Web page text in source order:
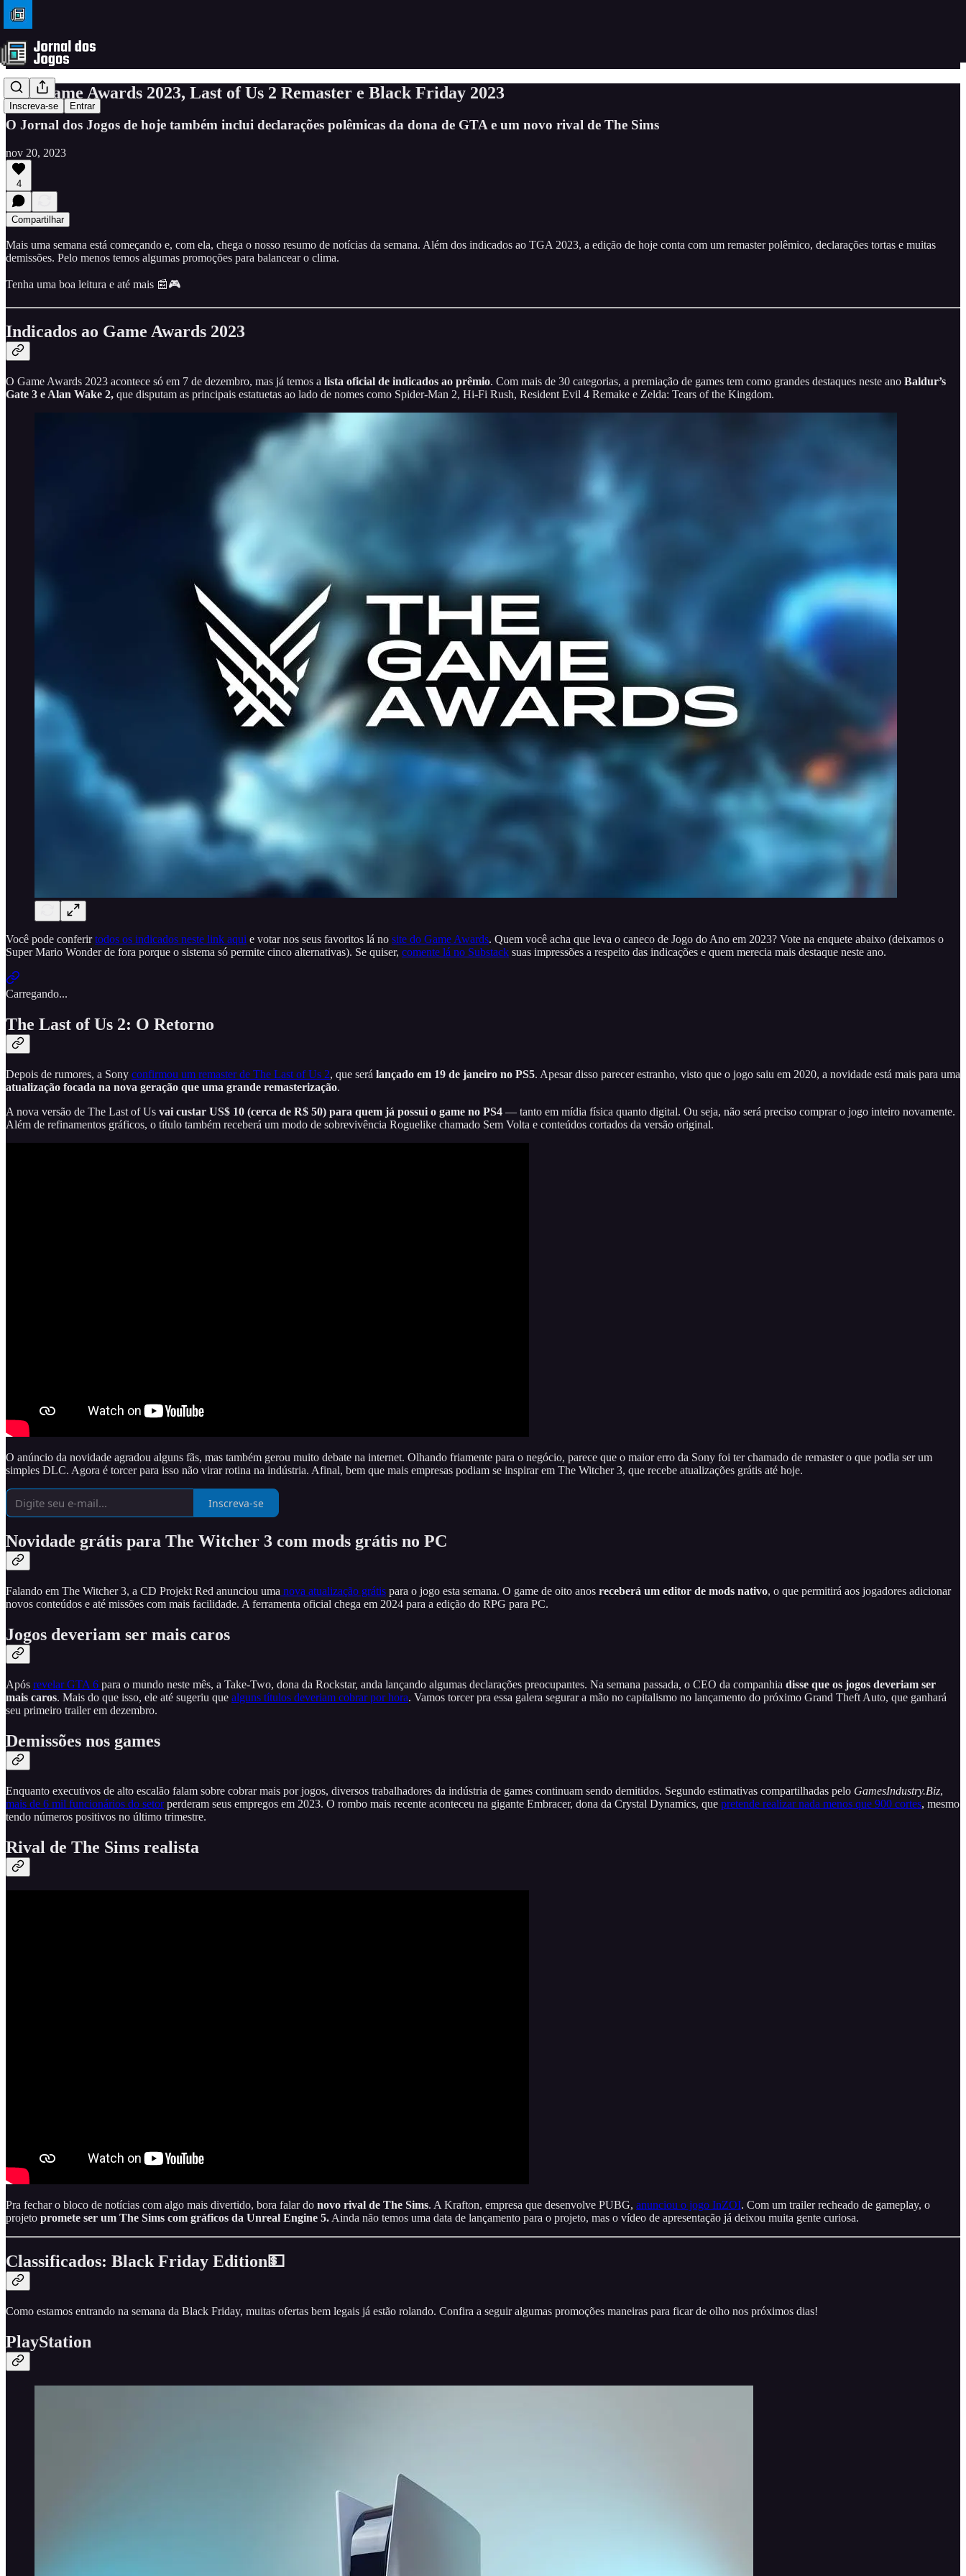
Inscreva-se Entrar
The Game Awards 2023, Last of Us 2 Remaster e Black Friday 2023
O Jornal dos Jogos de hoje também inclui declarações polêmicas da dona de GTA e um novo rival de The Sims
nov 20, 2023
4
Compartilhar
Mais uma semana está começando e, com ela, chega o nosso resumo de notícias da semana. Além dos indicados ao TGA 2023, a edição de hoje conta com um remaster polêmico, declarações tortas e muitas
demissões. Pelo menos temos algumas promoções para balancear o clima.
Tenha uma boa leitura e até mais 📰🎮
Indicados ao Game Awards 2023
O Game Awards 2023 acontece só em 7 de dezembro, mas já temos a lista oficial de indicados ao prêmio. Com mais de 30 categorias, a premiação de games tem como grandes destaques neste ano Baldur’s
Gate 3 e Alan Wake 2, que disputam as principais estatuetas ao lado de nomes como Spider-Man 2, Hi-Fi Rush, Resident Evil 4 Remake e Zelda: Tears of the Kingdom.
Você pode conferirtodos os indicados neste link aqui e votar nos seus favoritos lá no site do Game Awards. Quem você acha que leva o caneco de Jogo do Ano em 2023? Vote na enquete abaixo (deixamos o
Super Mario Wonder de fora porque o sistema só permite cinco alternativas). Se quiser, comente lá no Substack suas impressões a respeito das indicações e quem merecia mais destaque neste ano.
Carregando...
The Last of Us 2: O Retorno
Depois de rumores, a Sony confirmou um remaster de The Last of Us 2, que será lançado em 19 de janeiro no PS5. Apesar disso parecer estranho, visto que o jogo saiu em 2020, a novidade está mais para uma
atualização focada na nova geração que uma grande remasterização.
A nova versão de The Last of Us vai custar US$ 10 (cerca de R$ 50) para quem já possui o game no PS4 — tanto em mídia física quanto digital. Ou seja, não será preciso comprar o jogo inteiro novamente.
Além de refinamentos gráficos, o título também receberá um modo de sobrevivência Roguelike chamado Sem Volta e conteúdos cortados da versão original.
O anúncio da novidade agradou alguns fãs, mas também gerou muito debate na internet. Olhando friamente para o negócio, parece que o maior erro da Sony foi ter chamado de remaster o que podia ser um
simples DLC. Agora é torcer para isso não virar rotina na indústria. Afinal, bem que mais empresas podiam se inspirar em The Witcher 3, que recebe atualizações grátis até hoje.
Inscreva-se
Novidade grátis para The Witcher 3 com mods grátis no PC
Falando em The Witcher 3, a CD Projekt Red anunciou uma nova atualização grátis para o jogo esta semana. O game de oito anos receberá um editor de mods nativo, o que permitirá aos jogadores adicionar
novos conteúdos e até missões com mais facilidade. A ferramenta oficial chega em 2024 para a edição do RPG para PC.
Jogos deveriam ser mais caros
Após revelar GTA 6 para o mundo neste mês, a Take-Two, dona da Rockstar, anda lançando algumas declarações preocupantes. Na semana passada, o CEO da companhia disse que os jogos deveriam ser
mais caros. Mais do que isso, ele até sugeriu que alguns títulos deveriam cobrar por hora. Vamos torcer pra essa galera segurar a mão no capitalismo no lançamento do próximo Grand Theft Auto, que ganhará
seu primeiro trailer em dezembro.
Demissões nos games
Enquanto executivos de alto escalão falam sobre cobrar mais por jogos, diversos trabalhadores da indústria de games continuam sendo demitidos. Segundo estimativas compartilhadas pelo GamesIndustry.Biz,
mais de 6 mil funcionários do setorperderam seus empregos em 2023. O rombo mais recente aconteceu na gigante Embracer, dona da Crystal Dynamics, que pretende realizar nada menos que 900 cortes, mesmo
tendo números positivos no último trimestre.
Rival de The Sims realista
Pra fechar o bloco de notícias com algo mais divertido, bora falar do novo rival de The Sims. A Krafton, empresa que desenvolve PUBG, anunciou o jogo InZOI. Com um trailer recheado de gameplay, o
projeto promete ser um The Sims com gráficos da Unreal Engine 5.Ainda não temos uma data de lançamento para o projeto, mas o vídeo de apresentação já deixou muita gente curiosa.
Classificados: Black Friday Edition💵
Como estamos entrando na semana da Black Friday, muitas ofertas bem legais já estão rolando. Confira a seguir algumas promoções maneiras para ficar de olho nos próximos dias!
PlayStation